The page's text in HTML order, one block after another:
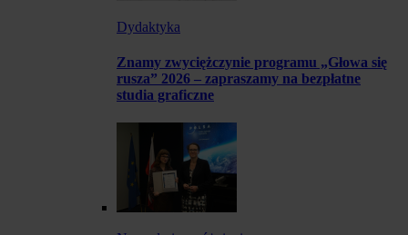
Dydaktyka
Znamy zwyciężczynie programu „Głowa się
rusza” 2026 – zapraszamy na bezpłatne
studia graficzne